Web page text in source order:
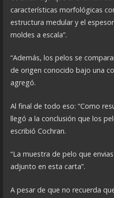
características morfológicas
estructura medular y el
moldes a escala”.
“Además, los pelos se
de origen conocido bajo una
agregó.
Al final de todo eso: “Como
llegó a la conclusión que los
escribió Cochran.
“La muestra de pelo que
adjunto en esta carta”.
A pesar de que no recuerda